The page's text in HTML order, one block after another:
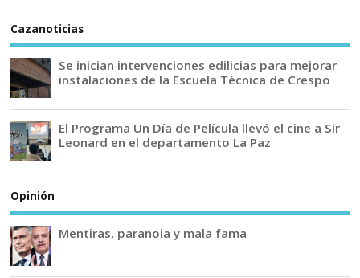
Cazanoticias
Se inician intervenciones edilicias para mejorar
instalaciones de la Escuela Técnica de Crespo
El Programa Un Día de Película llevó el cine a Sir
Leonard en el departamento La Paz
Opinión
Mentiras, paranoia y mala fama